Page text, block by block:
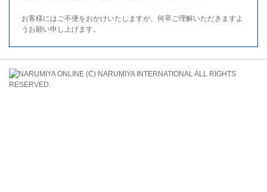
お客様にはご不便をおかけいたしますが、何卒ご理解いただきますよ
うお願い申し上げます。